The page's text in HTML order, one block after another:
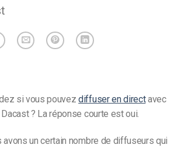
si vous pouvezdiffuser en directavec
? La réponse courte est oui.
avons un certain nombre de diffuseurs qui